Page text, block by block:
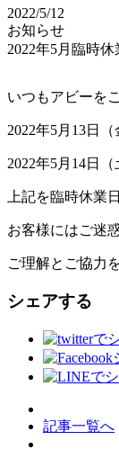
2022/5/12
お知らせ
2022年5月臨時
いつもアビーを
2022年5月13日
2022年5月14日
上記を臨時休業
お客様にはご迷
ご理解とご協力
シェアする
記事一覧へ